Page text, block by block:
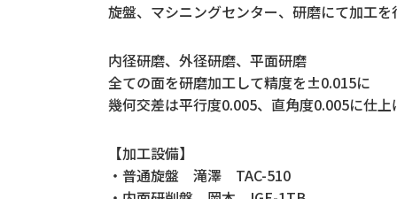
旋盤、マシニングセンター、研磨にて加工を
内径研磨、外径研磨、平面研磨
全ての面を研磨加工して精度を±0.015に
幾何交差は平行度0.005、直角度0.005に仕上
【加工設備】
・普通旋盤 滝澤 TAC-510